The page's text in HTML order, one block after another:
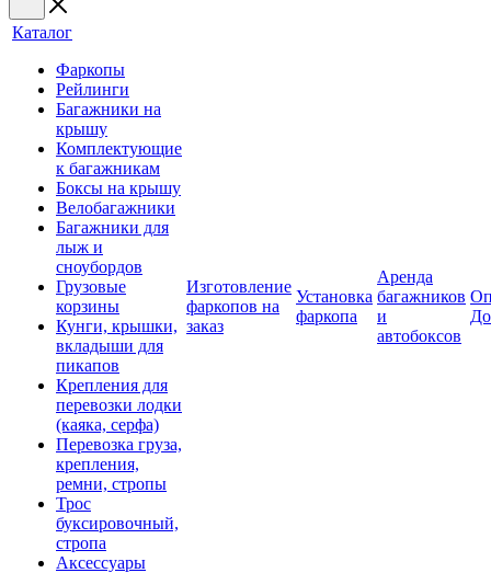
Каталог
Фаркопы
Рейлинги
Багажники на
крышу
Комплектующие
к багажникам
Боксы на крышу
Велобагажники
Багажники для
лыж и
сноубордов
Грузовые
корзины
Кунги, крышки,
вкладыши для
пикапов
Крепления для
перевозки лодки
(каяка, серфа)
Перевозка груза,
крепления,
ремни, стропы
Трос
буксировочный,
стропа
Аксессуары
Изготовление
фаркопов на
заказ
Установка
фаркопа
Аренда
багажников
и
автобоксов